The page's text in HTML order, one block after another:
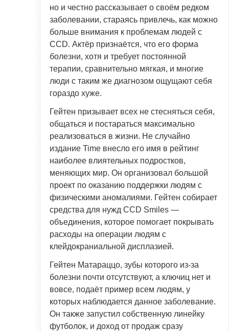
но и честно рассказывает о своём редком
заболевании, стараясь привлечь, как можно
больше внимания к проблемам людей с
CCD. Актёр признаётся, что его форма
болезни, хотя и требует постоянной
терапии, сравнительно мягкая, и многие
люди с таким же диагнозом ощущают себя
гораздо хуже.
Гейтен призывает всех не стесняться себя,
общаться и постараться максимально
реализоваться в жизни. Не случайно
издание Time внесло его имя в рейтинг
наиболее влиятельных подростков,
меняющих мир. Он организовал большой
проект по оказанию поддержки людям с
физическими аномалиями. Гейтен собирает
средства для нужд CCD Smiles —
объединения, которое помогает покрывать
расходы на операции людям с
клейдокраниальной дисплазией.
Гейтен Матараццо, зубы которого из-за
болезни почти отсутствуют, а ключиц нет и
вовсе, подаёт пример всем людям, у
которых наблюдается данное заболевание.
Он также запустил собственную линейку
футболок, и доход от продаж сразу